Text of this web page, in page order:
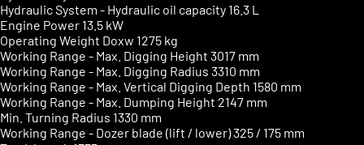
Hydraulic System - Hydraulic oil capacity 16.3 L
Engine Power 13.5 kW
Operating Weight Doxw 1275 kg
Working Range - Max. Digging Height 3017 mm
Working Range - Max. Digging Radius 3310 mm
Working Range - Max. Vertical Digging Depth 1580 mm
Working Range - Max. Dumping Height 2147 mm
Min. Turning Radius 1330 mm
Working Range - Dozer blade (lift / lower)325 / 175 mm